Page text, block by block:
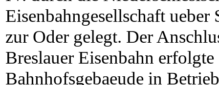
Eisenbahngesellschaft
zur Oder gelegt. Der
Breslauer Eisenbahn
Bahnhofsgebaeude in